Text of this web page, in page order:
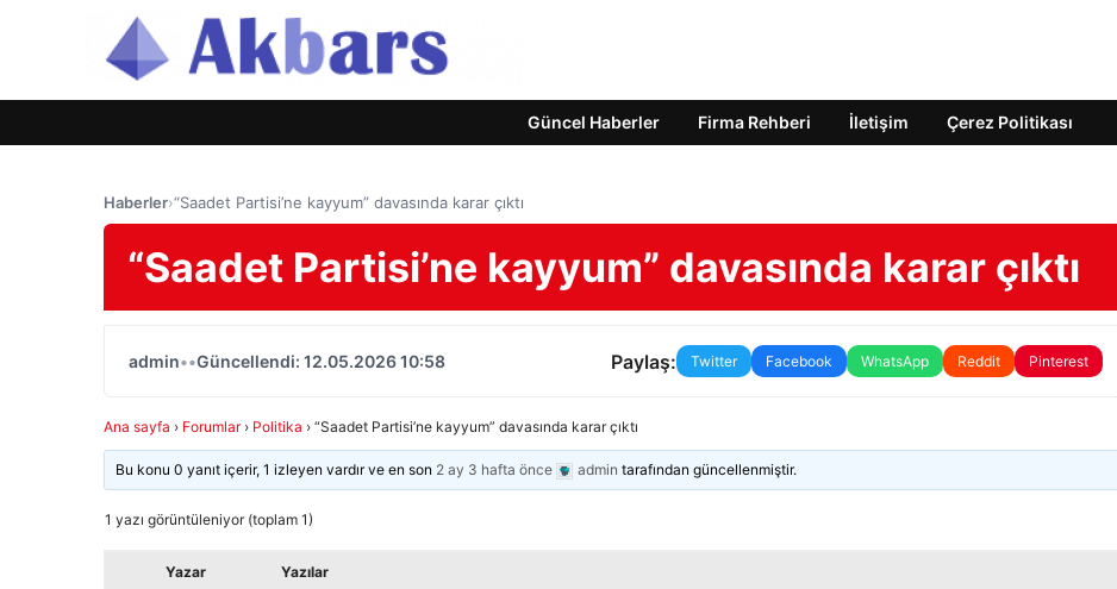
Güncel Haberler Firma Rehberi İletişim Çerez Politikası
Haberler›“Saadet Partisi’ne kayyum” davasında karar çıktı
“Saadet Partisi’ne kayyum” davasında karar çıktı
admin••Güncellendi: 12.05.2026 10:58 Paylaş: Twitter Facebook WhatsApp Reddit Pinterest
Ana sayfa › Forumlar › Politika › “Saadet Partisi’ne kayyum” davasında karar çıktı
Bu konu 0 yanıt içerir, 1 izleyen vardır ve en son 2 ay 3 hafta önce admin tarafından güncellenmiştir.
1 yazı görüntüleniyor (toplam 1)
Yazar Yazılar